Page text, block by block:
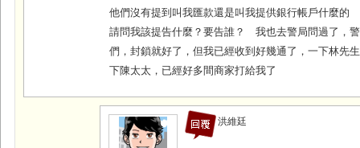
他們沒有提到叫我匯款還是叫我提供銀行帳戶什麼的
請問我該提告什麼？要告誰？ 我也去警局問過了，
們，封鎖就好了，但我已經收到好幾通了，一下林
下陳太太，已經好多間商家打給我了
洪維廷